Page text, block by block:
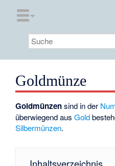
Goldmünze
Goldmünzensind in der
überwiegend ausGold
Silbermünzen.